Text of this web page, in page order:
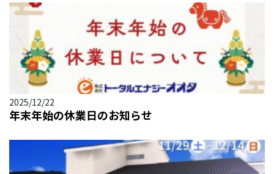
2025/12/22
年末年始の休業日のお知らせ